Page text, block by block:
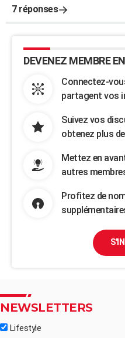
7 réponses
DEVENEZ MEMBRE
Connectez-
partagent vos
Suivez vos
obtenez plus
Mettez en
autres
Profitez de
NEWSLETTERS
Lifestyle